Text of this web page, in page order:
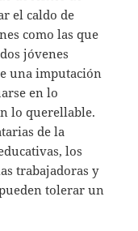
el caldo de
como las que
jóvenes
una imputación
en lo
lo querellable.
de la
los
trabajadoras y
tolerar un